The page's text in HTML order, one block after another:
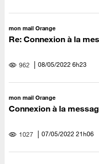
mon mail Orange
Re: Connexion à la
962 ‎08/05/2022 6h23
mon mail Orange
Connexion à la
1027 ‎07/05/2022 21h06